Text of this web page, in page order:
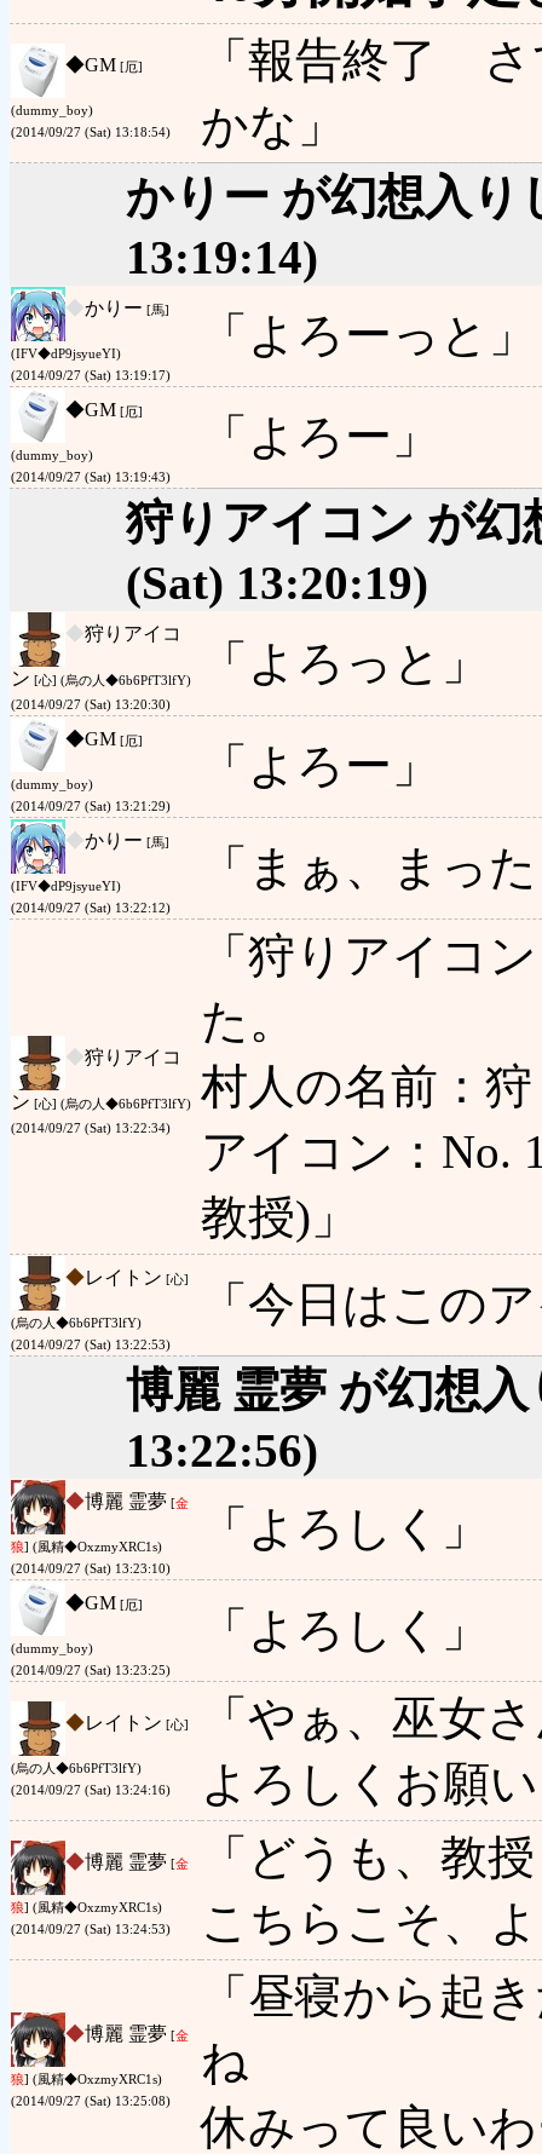
◆GM [厄]
(dummy_boy)
(2014/09/27 (Sat) 13:18:54)
「報告終了
かな」
かりー が幻想入り
13:19:14)
◆かりー [馬]
(IFV◆dP9jsyueYI)
(2014/09/27 (Sat) 13:19:17)
「よろーっと」
◆GM [厄]
(dummy_boy)
(2014/09/27 (Sat) 13:19:43)
「よろー」
狩りアイコン が幻
(Sat) 13:20:19)
◆狩りアイコ
ン [心] (烏の人◆6b6PfT3lfY)
(2014/09/27 (Sat) 13:20:30)
「よろっと」
◆GM [厄]
(dummy_boy)
(2014/09/27 (Sat) 13:21:29)
「よろー」
◆かりー [馬]
(IFV◆dP9jsyueYI)
(2014/09/27 (Sat) 13:22:12)
「まぁ、まっ
◆狩りアイコ
ン [心] (烏の人◆6b6PfT3lfY)
(2014/09/27 (Sat) 13:22:34)
「狩りアイコ
た。
村人の名前：
アイコン：No.
教授)」
◆レイトン [心]
(烏の人◆6b6PfT3lfY)
(2014/09/27 (Sat) 13:22:53)
「今日はこの
博麗 霊夢 が幻想
13:22:56)
◆博麗 霊夢 [金
狼] (風精◆OxzmyXRC1s)
(2014/09/27 (Sat) 13:23:10)
「よろしく」
◆GM [厄]
(dummy_boy)
(2014/09/27 (Sat) 13:23:25)
「よろしく」
◆レイトン [心]
(烏の人◆6b6PfT3lfY)
(2014/09/27 (Sat) 13:24:16)
「やぁ、巫女
よろしくお願
◆博麗 霊夢 [金
狼] (風精◆OxzmyXRC1s)
(2014/09/27 (Sat) 13:24:53)
「どうも、教授
こちらこそ、
◆博麗 霊夢 [金
狼] (風精◆OxzmyXRC1s)
(2014/09/27 (Sat) 13:25:08)
「昼寝から起
ね
休みって良い